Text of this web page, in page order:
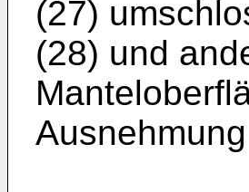
(27)
(28) und